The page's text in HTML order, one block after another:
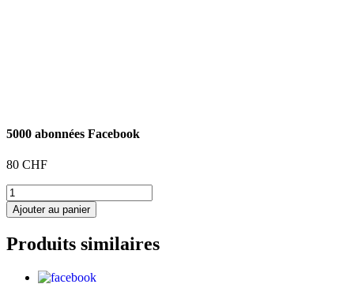
5000 abonnées Facebook
80 CHF
quantité
de
5000
Facebook
Ajouter au panier
Produits similaires